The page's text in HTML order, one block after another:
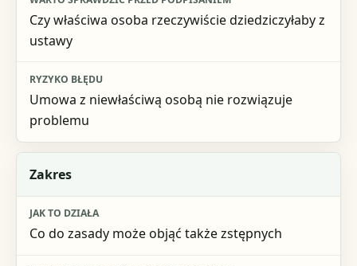
Czy właściwa osoba rzeczywiście dziedziczyłaby z
ustawy
Umowa z niewłaściwą osobą nie rozwiązuje
problemu
Zakres
Co do zasady może objąć także zstępnych